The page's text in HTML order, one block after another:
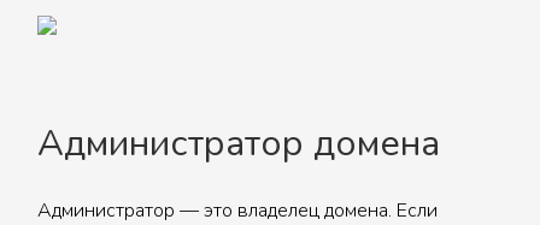
Администратор домена
Администратор — это владелец домена. Если